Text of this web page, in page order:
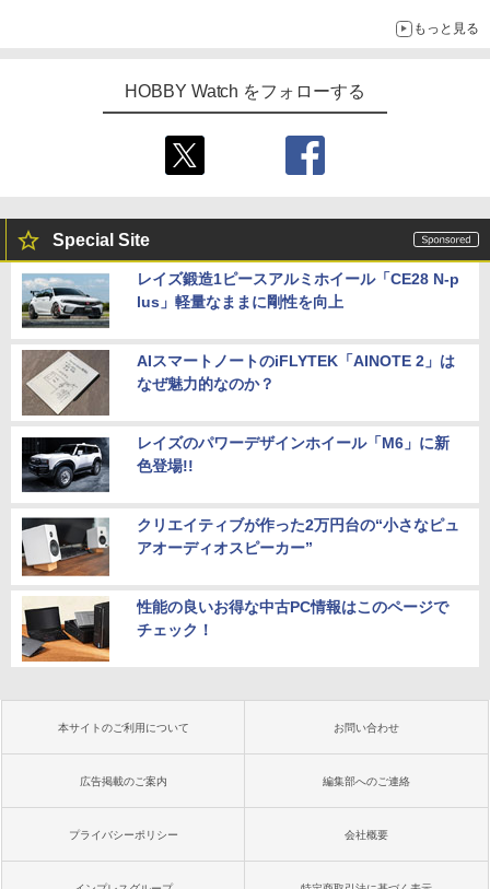
もっと見る
HOBBY Watch をフォローする
Special Site
レイズ鍛造1ピースアルミホイール「CE28 N-p
lus」軽量なままに剛性を向上
AIスマートノートのiFLYTEK「AINOTE 2」は
なぜ魅力的なのか？
レイズのパワーデザインホイール「M6」に新
色登場!!
クリエイティブが作った2万円台の“小さなピュ
アオーディオスピーカー”
性能の良いお得な中古PC情報はこのページで
チェック！
本サイトのご利用について お問い合わせ
広告掲載のご案内 編集部へのご連絡
プライバシーポリシー 会社概要